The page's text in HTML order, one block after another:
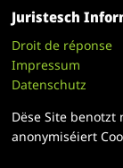
Juristesch
Droit de réponse
Impressum
Datenschutz
Dëse Site
anonymiséiert